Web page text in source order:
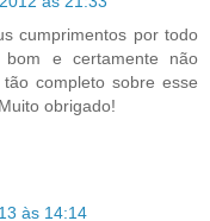
cumprimentos por todo
e certamente não
completo sobre esse
obrigado!
às 14:14